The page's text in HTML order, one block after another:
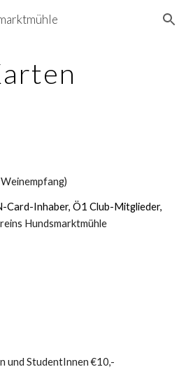
Skip to navigation
Card-Inhaber, Ö1 Club-Mitglieder,
Hundsmarktmühle
und StudentInnen €10,-